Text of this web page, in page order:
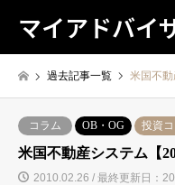
マイアドバイ
過去記事一覧 米国不
コラム OB・OG 投資
米国不動産システム【
2010.02.26 / 最終更新日：